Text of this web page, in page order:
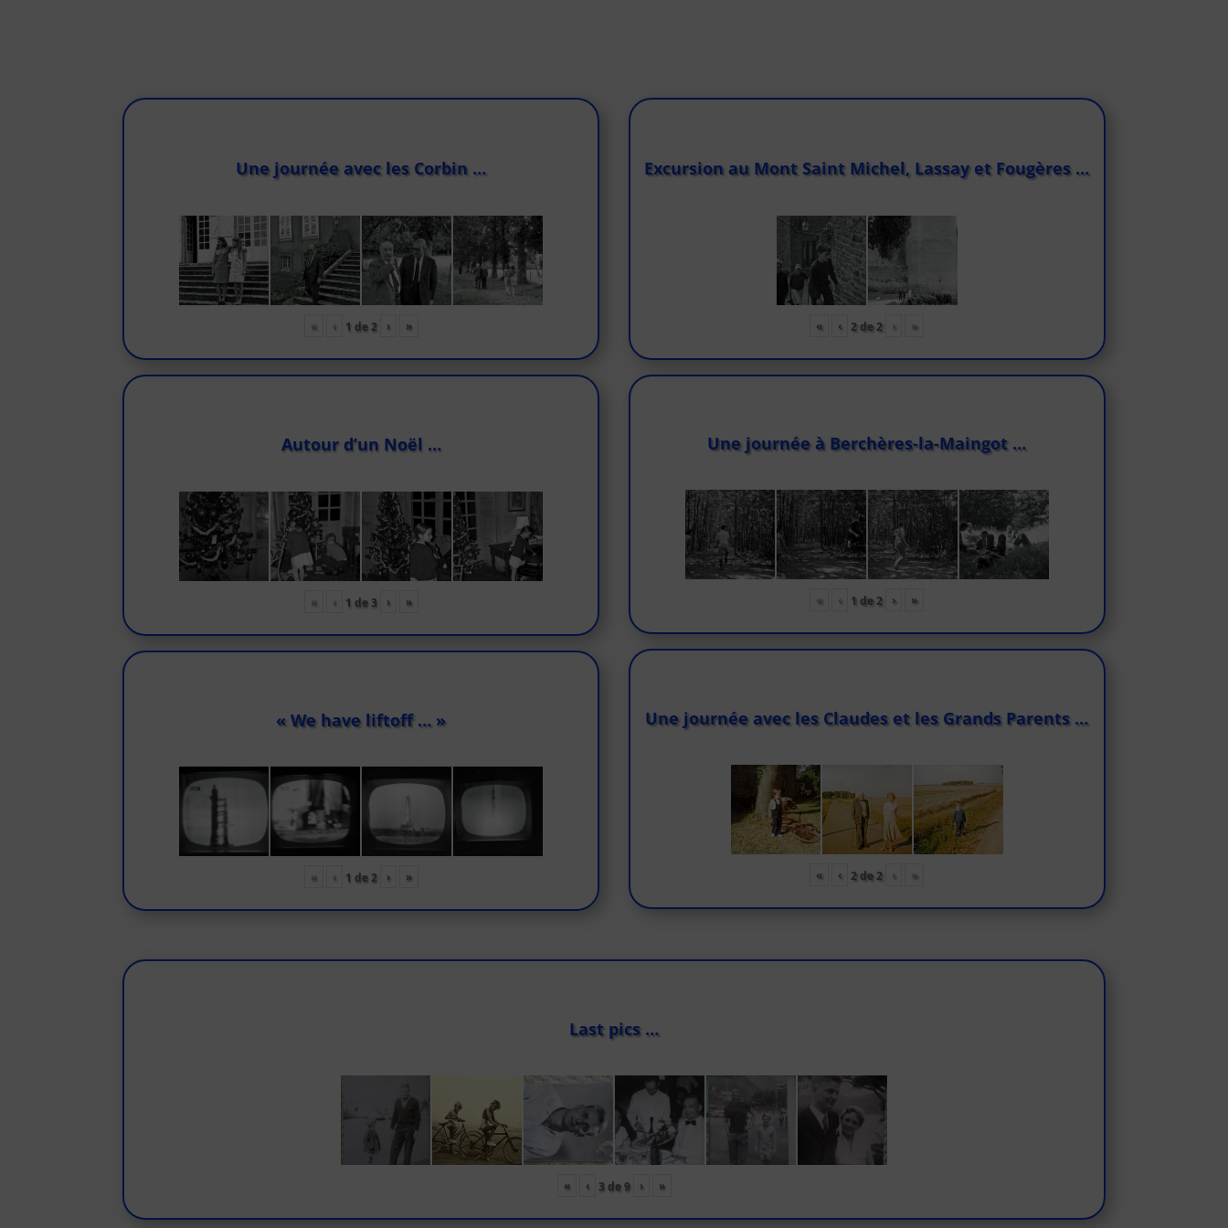
Une journée avec les Corbin …
« ‹ 1 de2 › »
Autour d’un Noël …
« ‹ 1 de3 › »
« We have liftoff … »
« ‹ 1 de 2 › »
Excursion au Mont Saint Michel, Lassay et Fougères …
« ‹ 2 de2 › »
Une journée à Berchères-la-Maingot …
« ‹ 1 de2 › »
Une journée avec les Claudes et les Grands Parents …
« ‹ 2 de 2 › »
Last pics …
« ‹ 3de9 › »